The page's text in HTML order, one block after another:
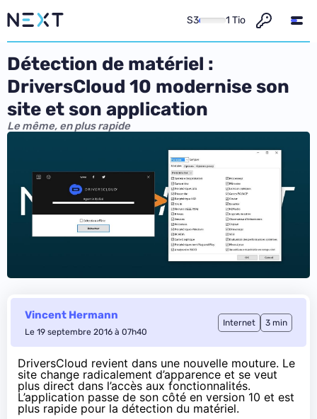
S3 1 Tio
Détection de matériel :
DriversCloud 10 modernise son
site et son application
Le même, en plus rapide
Vincent Hermann
Le 19 septembre 2016 à 07h40
Internet 3 min
DriversCloud revient dans une nouvelle mouture. Le
site change radicalement d’apparence et se veut
plus direct dans l’accès aux fonctionnalités.
L’application passe de son côté en version 10 et est
plus rapide pour la détection du matériel.